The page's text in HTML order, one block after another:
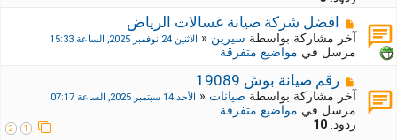
ة
ك
ة
ج
ي
د
ة
م
ش
ر
ك
ة
ج
د
ي
افضل شركة صيانة غسالات الرياض
آخر مشاركة بواسطة سيرين« الاثنين 24 نوفمبر 2025, الساعة 15:33
مرسل في مواضيع متفرقة
م
ش
ر
ك
رقم صيانة بوش 19089
آخر مشاركة بواسطة صيانات« الأحد 14 سبتمبر 2025, الساعة 07:17
مرسل في مواضيع متفرقة
ردود: 10
1
2